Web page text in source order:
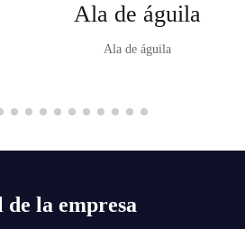
Ala de águila
Ala de águila
la empresa